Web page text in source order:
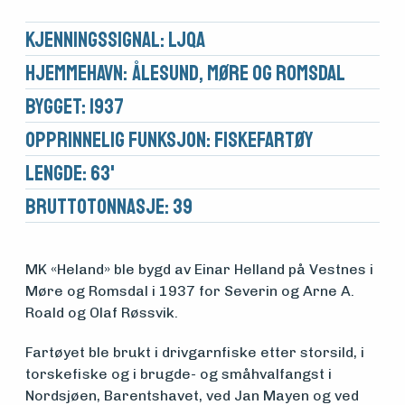
Medlemsfartøy
Søk
Kjennings­signal: LJQA
Hjemmehavn: Ålesund, Møre og Romsdal
Bygget: 1937
Opprinnelig funksjon: Fiskefartøy
Lengde: 63'
Brutto­tonnasje: 39
MK «Heland» ble bygd av Einar Helland på Vestnes i
Møre og Romsdal i 1937 for Severin og Arne A.
Roald og Olaf Røssvik.
Fartøyet ble brukt i drivgarnfiske etter storsild, i
torskefiske og i brugde- og småhvalfangst i
Nordsjøen, Barentshavet, ved Jan Mayen og ved